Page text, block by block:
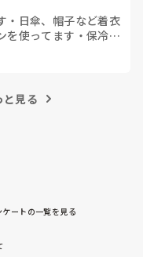
・ 日傘、帽子など着衣
を使ってます ・ 保冷剤
下さい）
と見る
ケートの一覧を見る